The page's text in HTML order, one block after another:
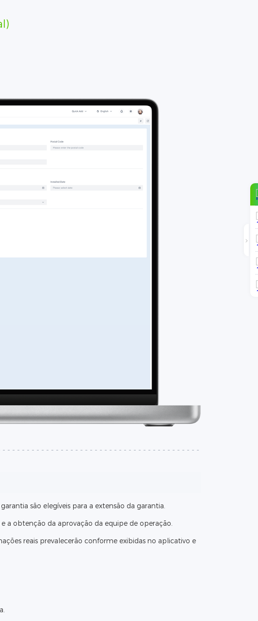
são elegíveis para a extensão da garantia.
a obtenção da aprovação da equipe de operação.
reais prevalecerão conforme exibidas no aplicativo e